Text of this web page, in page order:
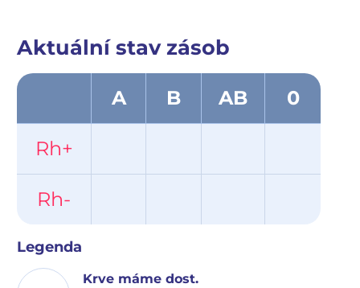
Aktuální stav zásob
A B AB 0
Rh+
Rh-
Legenda
Krve máme dost.